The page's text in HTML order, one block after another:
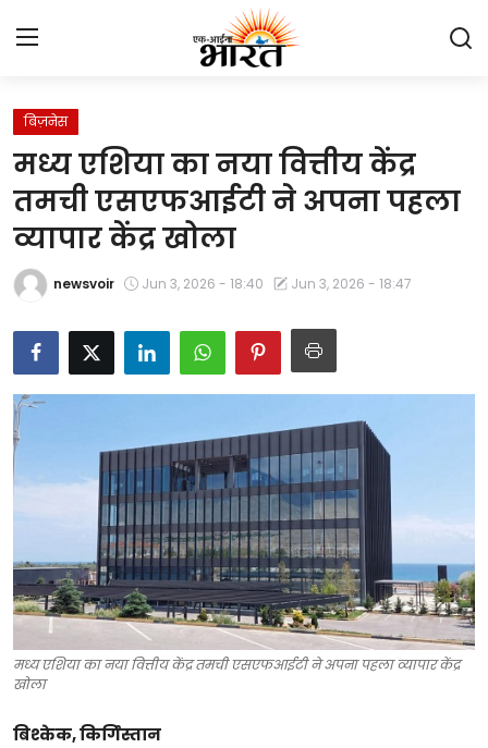
Home
प्रेस रिलीज़
देश
राजस्थान
लाइफस्टाइल
Contact
टेक्नोलॉजी
खेल
फैशन
संपादकीय
बिज़नेस
बिज़नेस
मध्य एशिया का नया वित्तीय केंद्र
तमची एसएफआईटी ने अपना पहला
व्यापार केंद्र खोला
newsvoir Jun 3, 2026 - 18:40 Jun 3, 2026 - 18:47
मध्य एशिया का नया वित्तीय केंद्र तमची एसएफआईटी ने अपना पहला व्यापार केंद्र
खोला
बिश्केक, किर्गिस्तान